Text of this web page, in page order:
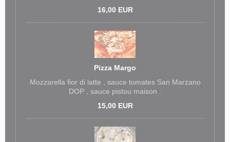
16,00 EUR
Pizza Margo
Mozzarella fior di latte , sauce tomates San Marzano
DOP , sauce pistou maison .
15,00 EUR